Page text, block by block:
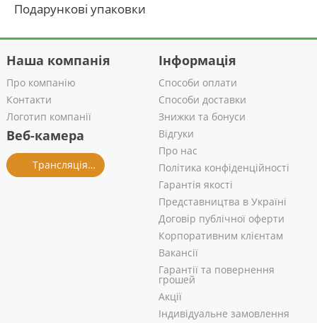
Подарункові упаковки
Наша компанія
Про компанію
Контакти
Логотип компанії
Веб-камера
Трансляція із салону
Інформація
Способи оплати
Способи доставки
Знижки та бонуси
Відгуки
Про нас
Політика конфіденційності
Гарантія якості
Представництва в Україні
Договір публічної оферти
Корпоративним клієнтам
Вакансії
Гарантії та повернення
грошей
Акції
Індивідуальне замовлення